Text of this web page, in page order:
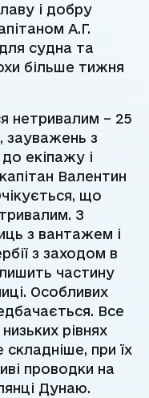
і добру
А.Г.
судна та
більше тижня
нетривалим – 25
зауважень з
екіпажу і
Валентин
що
З
з вантажем і
з заходом в
частину
Особливих
Все
рівнях
при їх
проводки на
Дунаю.